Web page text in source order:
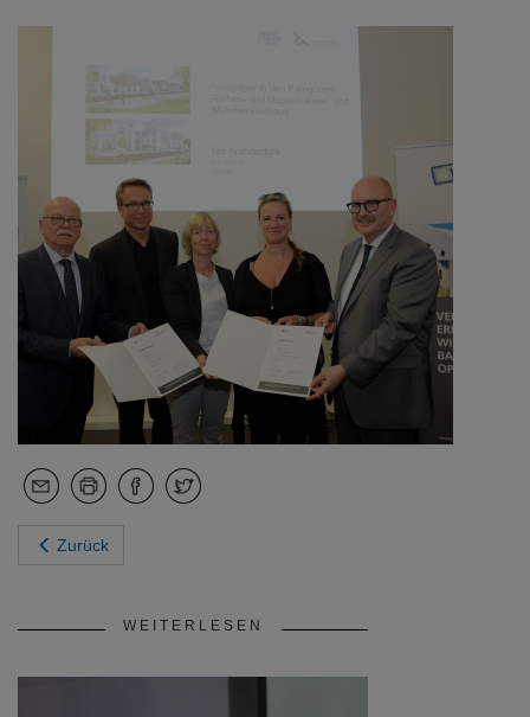
Zurück
WEITERLESEN